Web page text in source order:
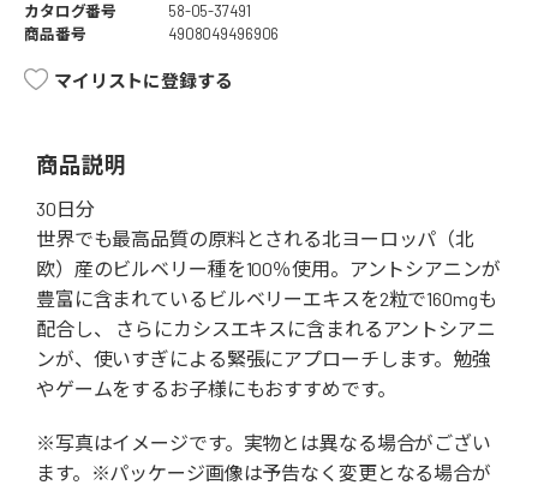
カタログ番号
58-05-37491
商品番号
4908049496906
マイリストに登録する
商品説明
30日分
世界でも最高品質の原料とされる北ヨーロッパ（北
欧）産のビルベリー種を100％使用。アントシアニンが
豊富に含まれているビルベリーエキスを2粒で160mgも
配合し、 さらにカシスエキスに含まれるアントシアニ
ンが、使いすぎによる緊張にアプローチします。勉強
やゲームをするお子様にもおすすめです。
※写真はイメージです。実物とは異なる場合がござい
ます。※パッケージ画像は予告なく変更となる場合が